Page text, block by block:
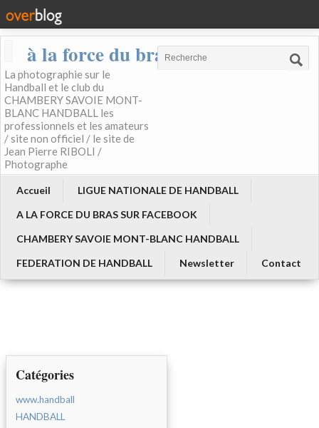
à la force du bras
La photographie sur le
Handball et le club du
CHAMBERY SAVOIE MONT-
BLANC HANDBALL les
professionnels et les amateurs
/ site non officiel / le site de
Jean Pierre RIBOLI /
Photographe
Accueil
LIGUE NATIONALE DE HANDBALL
A LA FORCE DU BRAS SUR FACEBOOK
CHAMBERY SAVOIE MONT-BLANC HANDBALL
FEDERATION DE HANDBALL
Newsletter Contact
Catégories
www.handball
HANDBALL